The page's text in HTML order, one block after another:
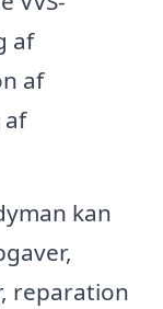
af
af
kan
reparation